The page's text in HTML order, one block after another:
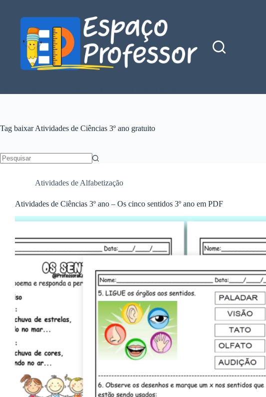
conteúdo
Tag baixar Atividades de Ciências 3º ano gratuito
Atividades de Alfabetização
Atividades de Ciências 3º ano – Os cinco sentidos 3º ano em PDF